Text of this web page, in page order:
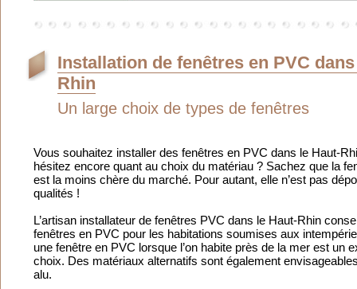
Installation de fenêtres en PVC
Rhin
Un large choix de types de fenêtres
Vous souhaitez installer des fenêtres en PVC dans le Haut-
hésitez encore quant au choix du matériau ? Sachez que la
est la moins chère du marché. Pour autant, elle n’est pas
qualités !
L’artisan installateur de fenêtres PVC dans le Haut-Rhin
fenêtres en PVC pour les habitations soumises aux
une fenêtre en PVC lorsque l’on habite près de la mer est un
choix. Des matériaux alternatifs sont également
alu.